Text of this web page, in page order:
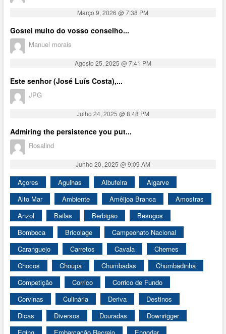
Março 9, 2026 @ 7:38 PM
Gostei muito do vosso conselho...
Manuel morais
Agosto 25, 2025 @ 7:41 PM
Este senhor (José Luís Costa),...
JPG
Julho 24, 2025 @ 8:48 PM
Admiring the persistence you put...
Rosalind
Junho 20, 2025 @ 9:09 AM
Açores Agulhas Albufeira
Algarve
Alto Mar
Ambiente Amêijoa Branca
Amostras
Anzol
Bailas Berbigão
Besugos
Bomboca
Bricolage
Campeonato Nacional
Caranguejo
Carretos Cavala
Chernes
Chocos
Choupa Chumbadas
Chumbadinha
Competição
Corrico
Corrico de Fundo
Corvinas
Culinária Deriva
Destinos
Dicas
Diversos Douradas
Downrigger